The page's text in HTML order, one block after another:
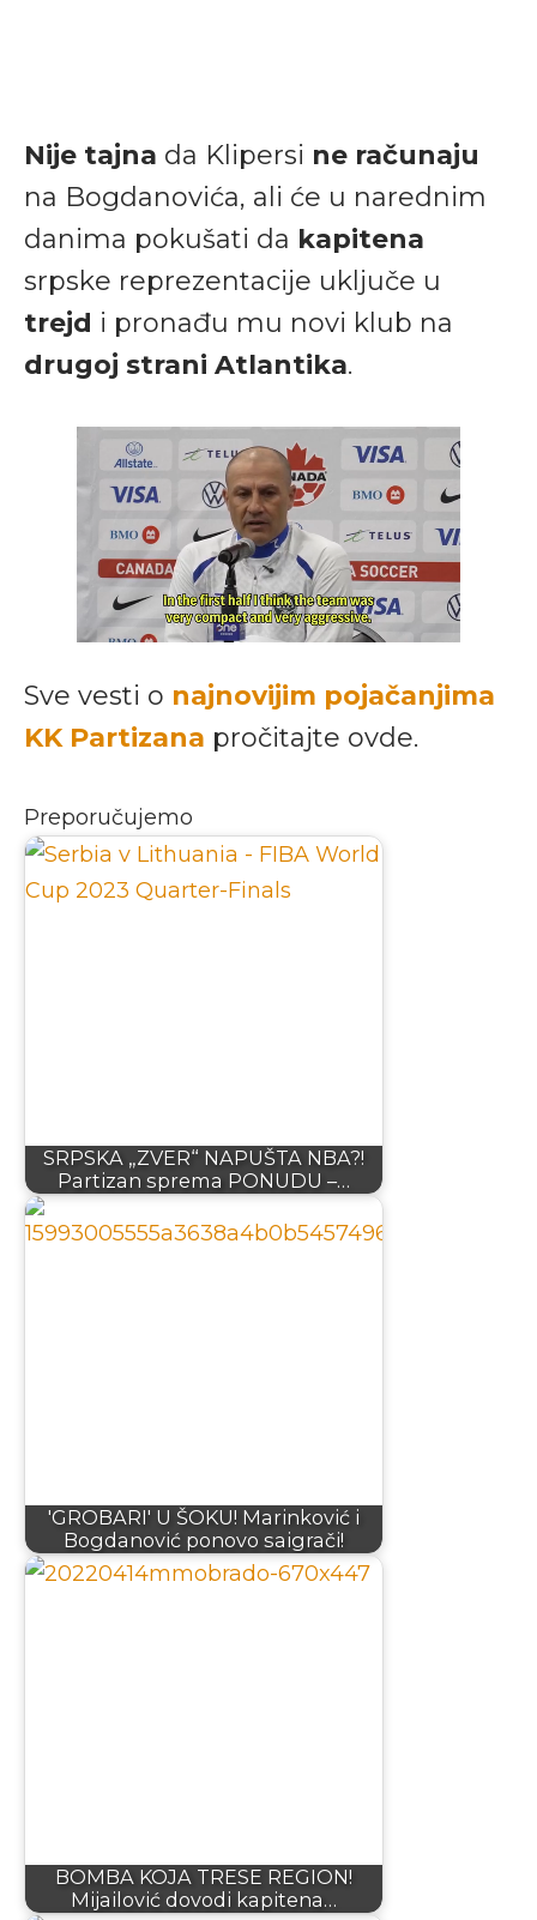
Nije tajna da Klipersi ne računaju
na Bogdanovića, ali će u narednim
danima pokušati da kapitena
srpske reprezentacije uključe u
trejd i pronađu mu novi klub na
drugoj strani Atlantika.
Sve vesti o najnovijim pojačanjima
KK Partizana pročitajte ovde.
Preporučujemo
SRPSKA „ZVER“ NAPUŠTA NBA?!
Partizan sprema PONUDU –…
'GROBARI' U ŠOKU! Marinković i
Bogdanović ponovo saigrači!
BOMBA KOJA TRESE REGION!
Mijailović dovodi kapitena…